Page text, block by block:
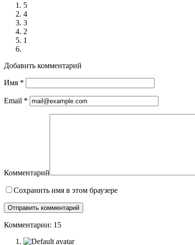
5
4
3
2
1
Добавить комментарий
Имя *
Email *
Комментарий
Сохранить имя в этом браузере
Комментарии: 15